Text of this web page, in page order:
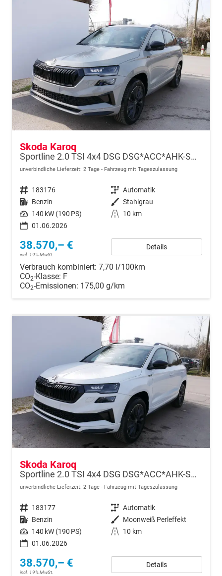
Skoda Karoq
Sportline 2.0 TSI 4x4 DSG DSG*ACC*AHK-SCHWENKBAR*PDC-HINTEN*KESSY*LENKRADHEIZUNG*
unverbindliche Lieferzeit: 2 Tage Fahrzeug mit Tageszulassung
Fahrzeugnr. 183176 Getriebe Automatik
Kraftstoff Benzin Außenfarbe Stahlgrau
Leistung 140 kW (190 PS) Kilometerstand
10 km
01.06.2026
38.570,– €
incl. 19% MwSt.
Details
Verbrauch kombiniert: 7,70 l/100km
CO2-Klasse: F
CO2-Emissionen: 175,00 g/km
Skoda Karoq
Sportline 2.0 TSI 4x4 DSG DSG*ACC*AHK-SCHWENKBAR*PDC-HINTEN*KESSY*LENKRADHEIZUNG*
unverbindliche Lieferzeit: 2 Tage Fahrzeug mit Tageszulassung
Fahrzeugnr. 183177 Getriebe Automatik
Kraftstoff Benzin Außenfarbe Moonweiß Perleffekt
Leistung 140 kW (190 PS) Kilometerstand
10 km
01.06.2026
38.570,– €
incl. 19% MwSt.
Details